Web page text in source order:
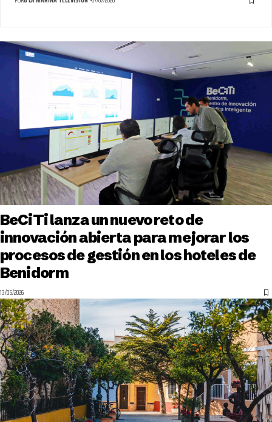
BeCiTi lanza un nuevo reto de
innovación abierta para mejorar los
procesos de gestión en los hoteles de
Benidorm
13/05/2026